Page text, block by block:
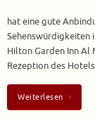
hat eine gute
Sehenswürdigkeiten
Hilton Garden Inn Al
Rezeption des
Weiterlesen